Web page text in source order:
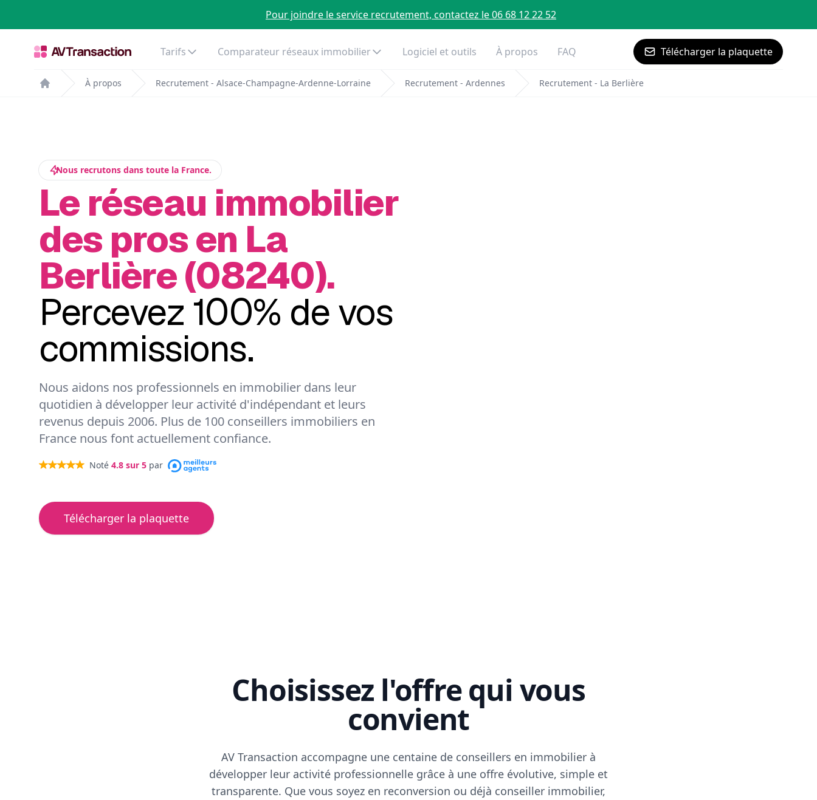
Pour joindre le service recrutement, contactez le 06 68 12 22 52
Tarifs Comparateur réseaux immobilier Logiciel et outils À propos FAQ Télécharger la plaquette
Home
À propos Recrutement - Alsace-Champagne-Ardenne-Lorraine Recrutement - Ardennes Recrutement - La Berlière
Nous recrutons dans toute la France.
Le réseau immobilier
des pros en La
Berlière (08240).
Percevez 100% de vos
commissions.
Nous aidons nos professionnels en immobilier dans leur
quotidien à développer leur activité d'indépendant et leurs
revenus depuis 2006. Plus de 100 conseillers immobiliers en
France nous font actuellement confiance.
Noté 4.8 sur 5 par
Télécharger la plaquette
Choisissez l'offre qui vous
convient
AV Transaction accompagne une centaine de conseillers en immobilier à
développer leur activité professionnelle grâce à une offre évolutive, simple et
transparente. Que vous soyez en reconversion ou déjà conseiller immobilier,